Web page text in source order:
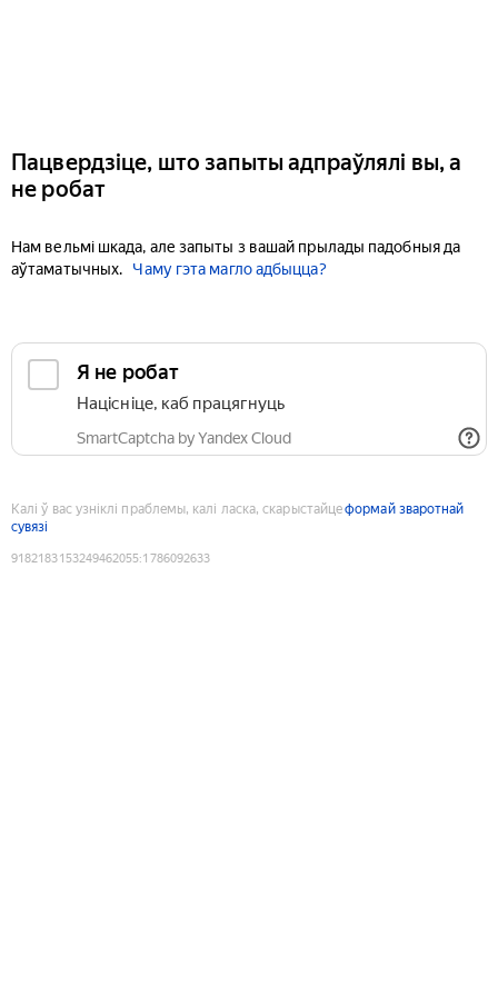
Пацвердзіце, што запыты адпраўлялі вы, а
не робат
Нам вельмі шкада, але запыты з вашай прылады падобныя да
аўтаматычных.
Чаму гэта магло адбыцца?
Я не робат
Націсніце, каб працягнуць
SmartCaptcha by Yandex Cloud
Калі ў вас узніклі праблемы, калі ласка, скарыстайцеформай зваротнай
сувязі
9182183153249462055:1786092633